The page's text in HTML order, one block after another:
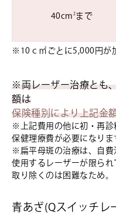
40cm 2まで
※10ｃ㎡ごとに5,000円が
※両レーザー治療とも
額は
保険種別により上記金
※上記費用の他に初・再診
保健理療費が必要になりま
※扁平母斑の治療は、自費
使用するレーザーが限ら
取り除くのは困難なため。
青あざ(Qスイッチレ